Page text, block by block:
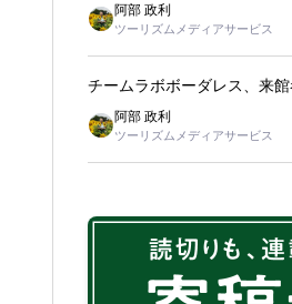
阿部 政利
ツーリズムメディアサービス
チームラボボーダレス、来
阿部 政利
ツーリズムメディアサービス